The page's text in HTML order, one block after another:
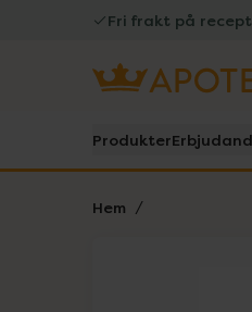
Fri frakt på
Produkter
Hem
Lista: .